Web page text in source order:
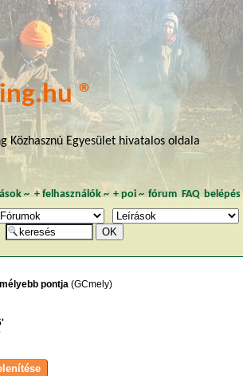
®
Közhasznú Egyesület hivatalos oldala
~ + felhasználók~ + poi~ fórum FAQ belépés
pontja (GCmely)